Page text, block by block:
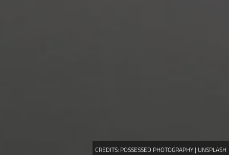
CREDITS: POSSESSED PHOTOGRAPHY | UNSPLASH